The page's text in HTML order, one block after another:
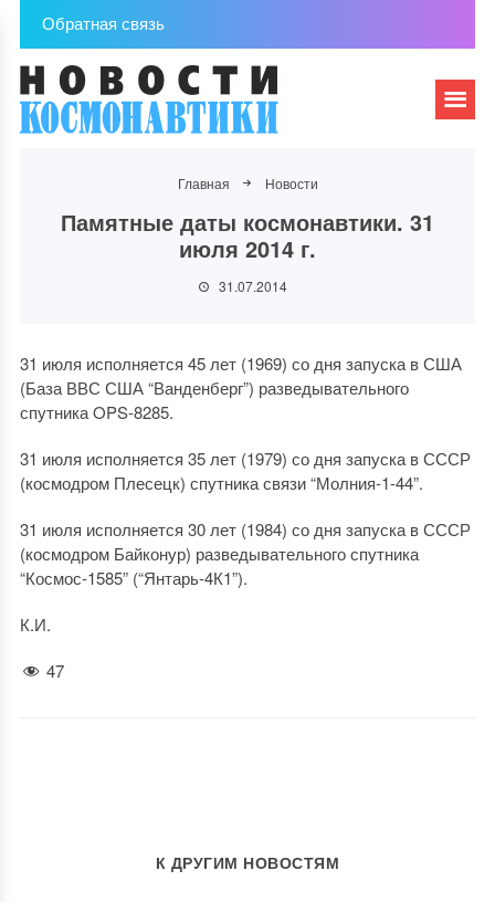
Обратная связь
Главная Новости
Памятные даты космонавтики. 31
июля 2014 г.
31.07.2014
31 июля исполняется 45 лет (1969) со дня запуска в США
(База ВВС США “Ванденберг”) разведывательного
спутника OPS-8285.
31 июля исполняется 35 лет (1979) со дня запуска в СССР
(космодром Плесецк) спутника связи “Молния-1-44”.
31 июля исполняется 30 лет (1984) со дня запуска в СССР
(космодром Байконур) разведывательного спутника
“Космос-1585” (“Янтарь-4К1”).
К.И.
47
К ДРУГИМ НОВОСТЯМ